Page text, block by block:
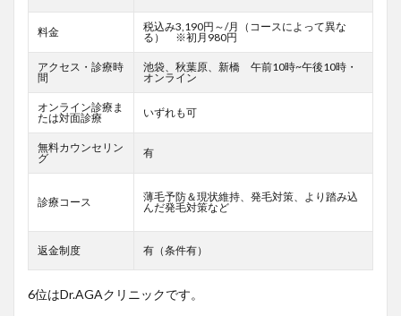
料金
税込み3,190円～/月（コースによって異な
る） ※初月980円
アクセス・診療時
間
池袋、秋葉原、新橋 午前10時~午後10時・
オンライン
オンライン診療ま
たは対面診療
いずれも可
無料カウンセリン
グ
有
診療コース
薄毛予防＆現状維持、発毛対策、より踏み込
んだ発毛対策など
返金制度 有（条件有）
6位はDr.AGAクリニックです。